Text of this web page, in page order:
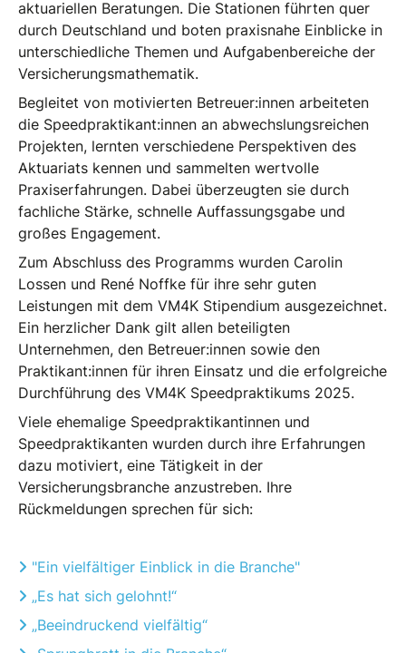
aktuariellen Beratungen. Die Stationen führten quer
durch Deutschland und boten praxisnahe Einblicke in
unterschiedliche Themen und Aufgabenbereiche der
Versicherungsmathematik.
Begleitet von motivierten Betreuer:innen arbeiteten
die Speedpraktikant:innen an abwechslungsreichen
Projekten, lernten verschiedene Perspektiven des
Aktuariats kennen und sammelten wertvolle
Praxiserfahrungen. Dabei überzeugten sie durch
fachliche Stärke, schnelle Auffassungsgabe und
großes Engagement.
Zum Abschluss des Programms wurden Carolin
Lossen und René Noffke für ihre sehr guten
Leistungen mit dem VM4K Stipendium ausgezeichnet.
Ein herzlicher Dank gilt allen beteiligten
Unternehmen, den Betreuer:innen sowie den
Praktikant:innen für ihren Einsatz und die erfolgreiche
Durchführung des VM4K Speedpraktikums 2025.
Viele ehemalige Speedpraktikantinnen und
Speedpraktikanten wurden durch ihre Erfahrungen
dazu motiviert, eine Tätigkeit in der
Versicherungsbranche anzustreben. Ihre
Rückmeldungen sprechen für sich:
"Ein vielfältiger Einblick in die Branche"
„Es hat sich gelohnt!“
„Beeindruckend vielfältig“